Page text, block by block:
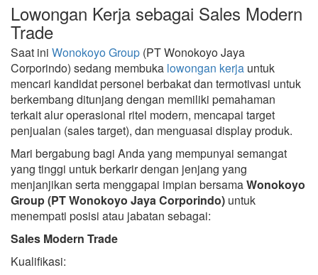
Lowongan Kerja sebagai Sales Modern
Trade
Saat ini Wonokoyo Group (PT Wonokoyo Jaya
Corporindo) sedang membuka lowongan kerja untuk
mencari kandidat personel berbakat dan termotivasi untuk
berkembang ditunjang dengan memiliki pemahaman
terkait alur operasional ritel modern, mencapai target
penjualan (sales target), dan menguasai display produk.
Mari bergabung bagi Anda yang mempunyai semangat
yang tinggi untuk berkarir dengan jenjang yang
menjanjikan serta menggapai impian bersamaWonokoyo
Group (PT Wonokoyo Jaya Corporindo) untuk
menempati posisi atau jabatan sebagai:
Sales Modern Trade
Kualifikasi: